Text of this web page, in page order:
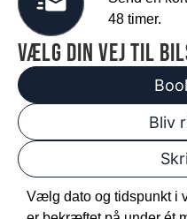
48 timer.
vælg din vej til
Bliv
Vælg dato og tidspunkt i